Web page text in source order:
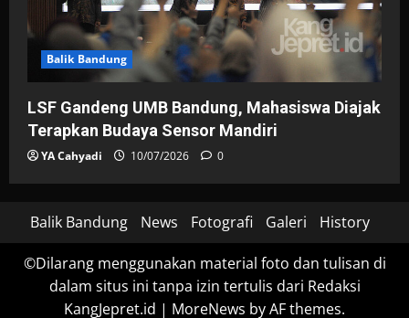
Balik Bandung
LSF Gandeng UMB Bandung, Mahasiswa Diajak
Terapkan Budaya Sensor Mandiri
YA Cahyadi 10/07/2026 0
Balik Bandung News Fotografi Galeri History
©Dilarang menggunakan material foto dan tulisan di
dalam situs ini tanpa izin tertulis dari Redaksi
KangJepret.id | MoreNews by AF themes.